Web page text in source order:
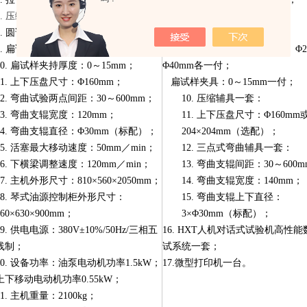
压缩面间最大距离：380mm；
圆试样夹持直径：Φ13～Φ
扁试样最大夹持夹持宽度：75mm；
扁试样夹持厚度：0～15mm；
上下压盘尺寸：Φ160mm；
弯曲试验两点间距：30～600mm；
弯曲支辊宽度：120mm；
弯曲支辊直径：Φ30mm（标配）；
活塞最大移动速度：50mm／min；
下横梁调整速度：120mm／min；
主机外形尺寸： 810×560×2050mm；
琴式油源控制柜外形尺寸：
；
供电电源：380V±10%/50Hz/三相五
制；
设备功率：油泵电动机功率1.5kW；
下移动电动机功率0.55kW；
主机重量： 2100kg；
9.
拉伸辅具一套含：
圆试样钳口：Φ13～Φ26mm、
Φ40mm各一付；
扁试样夹具：0 ～ 15mm一付；
10. 压缩辅具一套：
11. 上下压盘尺寸：Φ160mm
204×204mm（选配）；
12. 三点式弯曲辅具一套：
13. 弯曲支辊间距：30～
14. 弯曲支辊宽度：140mm；
15. 弯曲支辊上下直径：
3×Φ30mm（标配）；
16. HXT人机对话式试验机高性能
试系统一套；
17.微型打印机一台。